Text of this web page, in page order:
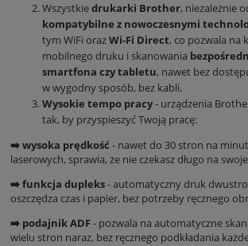
Wszystkiedrukarki Brother, niezależnie
kompatybilne z nowoczesnymi
tym WiFi orazWi-Fi Direct, co pozwala na
mobilnego druku i skanowania
smartfona czy tabletu, nawet bez
w wygodny sposób, bez kabli.
Wysokie tempo pracy- urządzenia
tak, by przyspieszyć Twoją pracę:
➡️ wysoka prędkość - nawet do 30 stron na
laserowych, sprawia, że nie czekasz długo na
➡️ funkcja dupleks- automatyczny druk
oszczędza czas i papier, bez potrzeby ręcznego
➡️ podajnik ADF- pozwala na automatyczne
wielu stron naraz, bez ręcznego podkładania